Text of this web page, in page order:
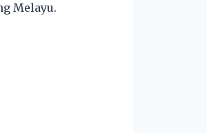
Melayu.